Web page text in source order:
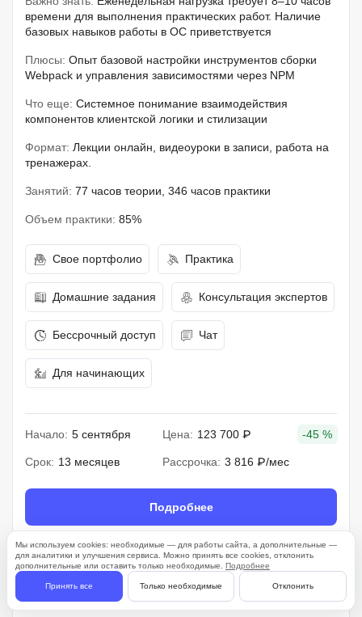
времени для выполнения практических работ. Наличие
базовых навыков работы в ОС приветствуется
Плюсы: Опыт базовой настройки инструментов сборки
Webpack и управления зависимостями через NPM
Что еще: Системное понимание взаимодействия
компонентов клиентской логики и стилизации
Формат: Лекции онлайн, видеоуроки в записи, работа на
тренажерах.
Занятий: 77 часов теории, 346 часов практики
Объем практики: 85%
Свое портфолио Практика
Домашние задания Консультация экспертов
Бессрочный доступ Чат
Для начинающих
Начало: 5 сентября Цена: 123 700 ₽ -45 %
Срок: 13 месяцев Рассрочка: 3 816 ₽/мес
Подробнее
4.7
261 отзыв
Мы используем cookies: необходимые — для работы сайта, а дополнительные —
для аналитики и улучшения сервиса. Можно принять все cookies, отклонить
дополнительные или оставить только необходимые. Подробнее
Принять все Только необходимые Отклонить